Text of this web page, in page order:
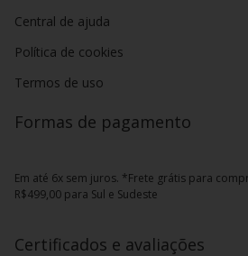
Central de ajuda
Política de cookies
Termos de uso
Formas de pagamento
Em até 6x sem juros. *Frete grátis para
R$499,00 para Sul e Sudeste
Certificados e avaliações